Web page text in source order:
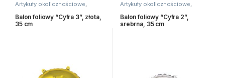
Artykuły okolicznościowe,
Balon foliowy “Cyfra 3”, złota,
35 cm
Artykuły okolicznościowe,
Balon foliowy “Cyfra 2”,
srebrna, 35 cm